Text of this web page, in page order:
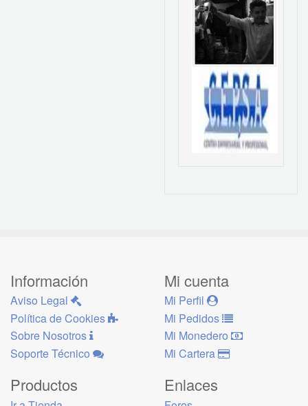
Información
Aviso Legal
Política de Cookies
Sobre Nosotros
Soporte Técnico
Mi cuenta
Mi Perfil
Mi Pedidos
Mi Monedero
Mi Cartera
Productos Enlaces